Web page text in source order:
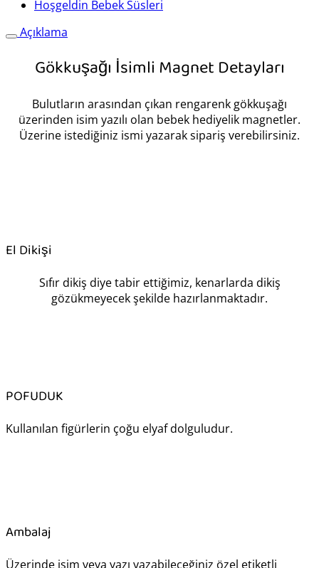
Hoşgeldin Bebek Süsleri
Açıklama
Gökkuşağı İsimli Magnet Detayları
Bulutların arasından çıkan rengarenk gökkuşağı
üzerinden isim yazılı olan bebek hediyelik magnetler.
Üzerine istediğiniz ismi yazarak sipariş verebilirsiniz.
El Dikişi
Sıfır dikiş diye tabir ettiğimiz, kenarlarda dikiş
gözükmeyecek şekilde hazırlanmaktadır.
POFUDUK
Kullanılan figürlerin çoğu elyaf dolguludur.
Ambalaj
Üzerinde isim veya yazı yazabileceğiniz özel etiketli